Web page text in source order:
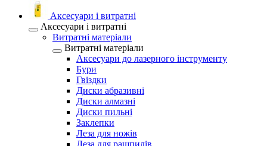
Аксесуари і витратні
Аксесуари і витратні
Витратні матеріали
Витратні матеріали
Аксесуари до лазерного інструменту
Бури
Гвіздки
Диски абразивні
Диски алмазні
Диски пильні
Заклепки
Леза для ножів
Леза для рашпилів